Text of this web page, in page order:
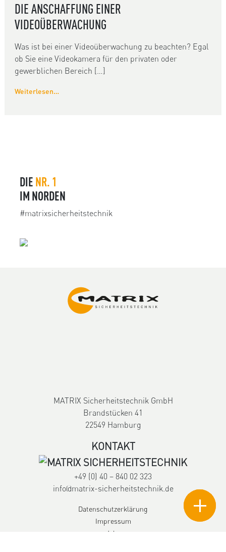
DIE ANSCHAFFUNG EINER
VIDEOÜBERWACHUNG
Was ist bei einer Videoüberwachung zu beachten? Egal
ob Sie eine Videokamera für den privaten oder
gewerblichen Bereich […]
Weiterlesen…
DIE NR. 1
IM NORDEN
#matrixsicherheitstechnik
MATRIX Sicherheitstechnik GmbH
Brandstücken 41
22549 Hamburg
KONTAKT
+49 (0) 40 – 840 02 323
info@matrix-sicherheitstechnik.de
Datenschutzerklärung
Impressum
Jobs